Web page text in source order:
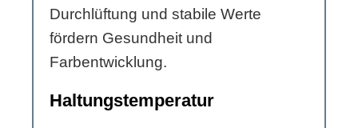
Durchlüftung und stabile Werte
fördern Gesundheit und
Farbentwicklung.
Haltungstemperatur